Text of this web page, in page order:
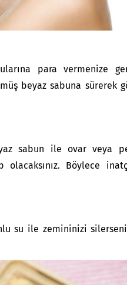
para vermenize
beyaz sabuna sürerek
sabun ile ovar veya
Böylece
su ile zemininizi